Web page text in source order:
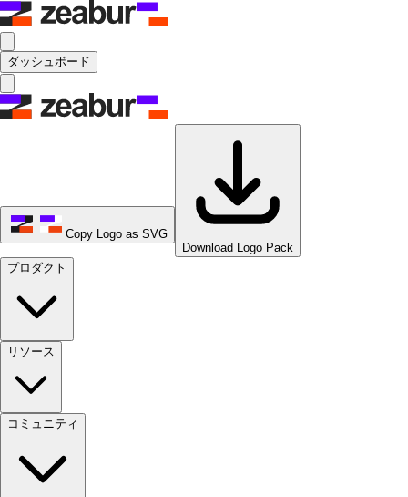
ダッシュボード
Copy Logo as SVG
Download Logo Pack
プロダクト
リソース
コミュニティ